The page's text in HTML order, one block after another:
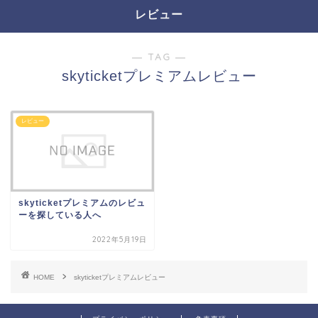
レビュー
― TAG ―
skyticketプレミアムレビュー
レビュー
skyticketプレミアムのレビュ
ーを探している人へ
2022年5月19日
HOME skyticketプレミアムレビュー